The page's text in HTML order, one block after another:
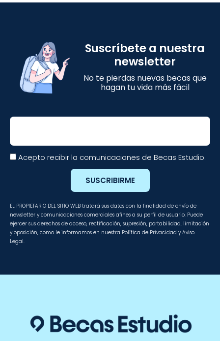
Suscríbete a nuestra
newsletter
No te pierdas nuevas becas que
hagan tu vida más fácil
Email
Acepto recibir la comunicaciones de Becas Estudio.
SUSCRIBIRME
EL PROPIETARIO DEL SITIO WEB tratará sus datos con la finalidad de envío de
newsletter y comunicaciones comerciales afines a su perfil de usuario. Puede
ejercer sus derechos de acceso, rectificación, supresión, portabilidad, limitación
y oposición, como le informamos en nuestra Política de Privacidad y Aviso
Legal.